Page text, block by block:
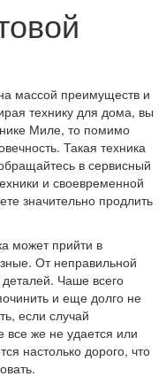
массой преимуществ и
технику для дома, вы
Миле, то помимо
Такая техника
в сервисный
и своевременной
значительно продлить
может прийти в
От неправильной
Чаше всего
и еще долго не
если случай
все же не удается или
настолько дорого, что